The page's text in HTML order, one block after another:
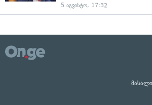
5 აგვისტო, 17:32